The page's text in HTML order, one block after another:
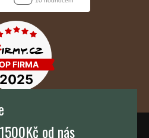
s.r.o.od nás